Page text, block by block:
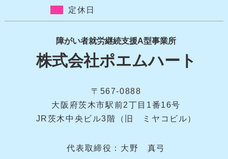
定休日
障がい者就労継続支援A型事業所
株式会社ポエムハート
〒567-0888
大阪府茨木市駅前2丁目1番16号
JR茨木中央ビル3階（旧 ミヤコビル）
代表取締役：大野 真弓